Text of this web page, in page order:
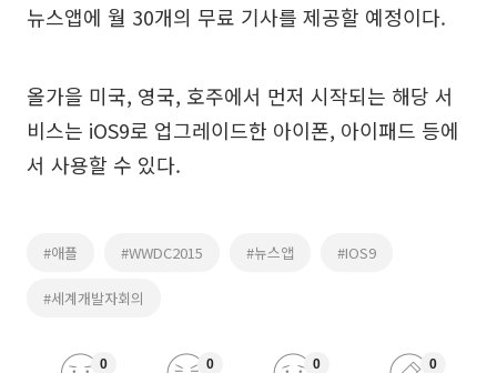
뉴스앱에 월 30개의 무료 기사를 제공할 예정이다.
올가을 미국, 영국, 호주에서 먼저 시작되는 해당 서
비스는 iOS9로 업그레이드한 아이폰, 아이패드 등에
서 사용할 수 있다.
#애플 #WWDC2015 #뉴스앱 #IOS9
#세계개발자회의
0 0 0 0